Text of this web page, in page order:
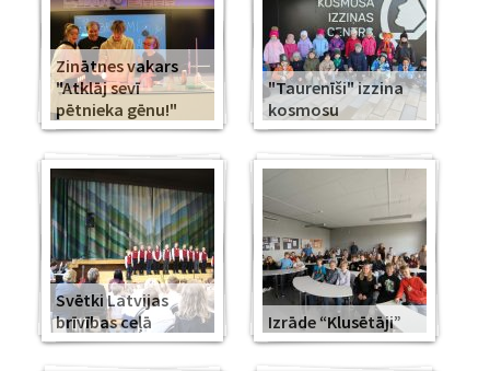
Zinātnes vakars
"Atklāj sevī
pētnieka gēnu!"
"Taurenīši" izzina
kosmosu
Svētki Latvijas
brīvības ceļā
Izrāde “Klusētāji”